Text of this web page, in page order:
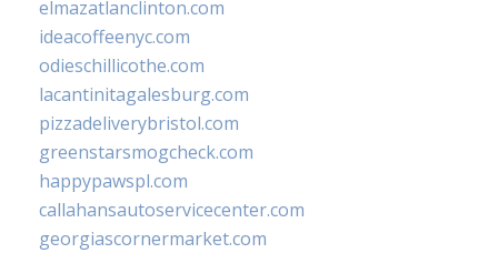
elmazatlanclinton.com
ideacoffeenyc.com
odieschillicothe.com
lacantinitagalesburg.com
pizzadeliverybristol.com
greenstarsmogcheck.com
happypawspl.com
callahansautoservicecenter.com
georgiascornermarket.com